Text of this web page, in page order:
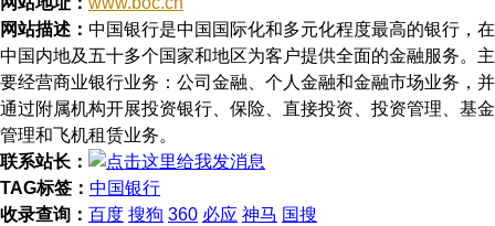
网站描述： 中国银行是中国国际化和多元化程度最高的银行，在
中国内地及五十多个国家和地区为客户提供全面的金融服务。主
要经营商业银行业务：公司金融、个人金融和金融市场业务，并
通过附属机构开展投资银行、保险、直接投资、投资管理、基金
管理和飞机租赁业务。
联系站长：
TAG标签： 中国银行
收录查询： 百度 搜狗 360 必应 神马 国搜